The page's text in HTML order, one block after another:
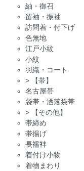
紬・御召
留袖・振袖
訪問着・付下げ
色無地
江戸小紋
小紋
羽織・コート
>
【帯】
名古屋帯
袋帯・洒落袋帯
>
【その他】
帯締め
帯揚げ
長襦袢
着付け小物
着物まわり